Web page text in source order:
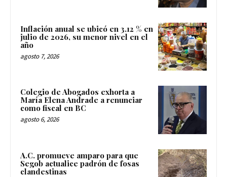
Inflación anual se ubicó en 3.12 % en
julio de 2026, su menor nivel en el
año
agosto 7, 2026
Colegio de Abogados exhorta a
María Elena Andrade a renunciar
como fiscal en BC
agosto 6, 2026
A.C. promueve amparo para que
Segob actualice padrón de fosas
clandestinas